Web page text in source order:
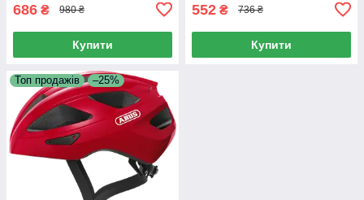
686 ₴ 980 ₴
Купити
552 ₴ 736 ₴
Купити
Топ продажів –25%